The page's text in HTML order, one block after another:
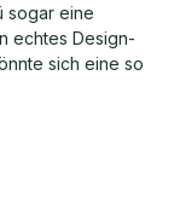
sogar eine
echtes Design-
sich eine so